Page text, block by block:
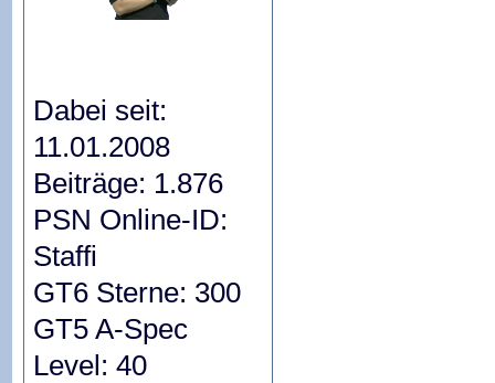
Dabei seit:
11.01.2008
Beiträge: 1.876
PSN Online-ID:
Staffi
GT6 Sterne: 300
GT5 A-Spec
Level: 40